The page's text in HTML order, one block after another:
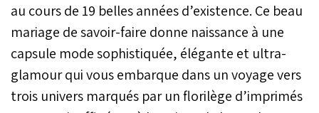
au cours de 19 belles années d’existence. Ce beau
mariage de savoir-faire donne naissance à une
capsule mode sophistiquée, élégante et ultra-
glamour qui vous embarque dans un voyage vers
trois univers marqués par un florilège d’imprimés